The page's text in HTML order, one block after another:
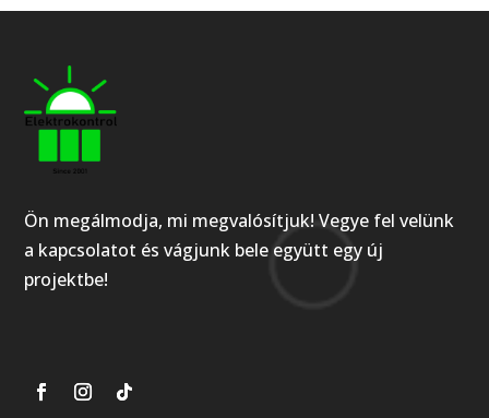
Ön megálmodja, mi megvalósítjuk! Vegye fel velünk
a kapcsolatot és vágjunk bele együtt egy új
projektbe!